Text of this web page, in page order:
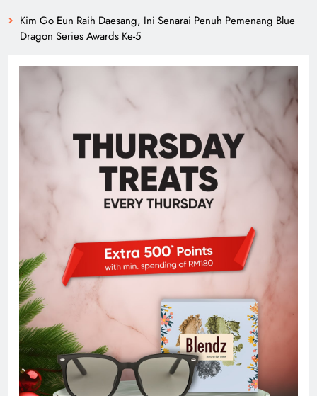
Kim Go Eun Raih Daesang, Ini Senarai Penuh Pemenang Blue
Dragon Series Awards Ke-5